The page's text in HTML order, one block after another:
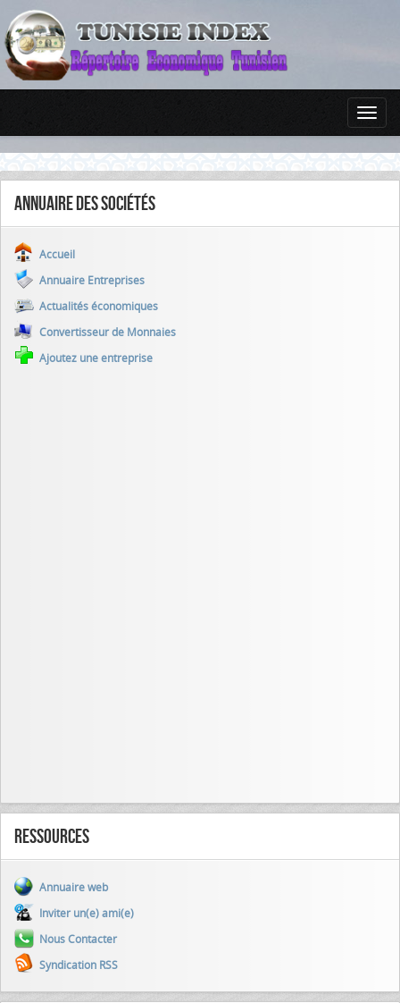
Annuaire des sociétés
Accueil
Annuaire Entreprises
Actualités économiques
Convertisseur de Monnaies
Ajoutez une entreprise
Ressources
Annuaire web
Inviter un(e) ami(e)
Nous Contacter
Syndication RSS